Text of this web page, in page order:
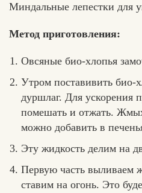
Миндальные лепестки для
Метод приготовления:
Овсяные био-хлопья
Утром поставивить био-
дуршлаг. Для ускорения
помешать и отжать.
можно добавить в
Эту жидкость делим на
Первую часть выливаем
ставим на огонь. Это